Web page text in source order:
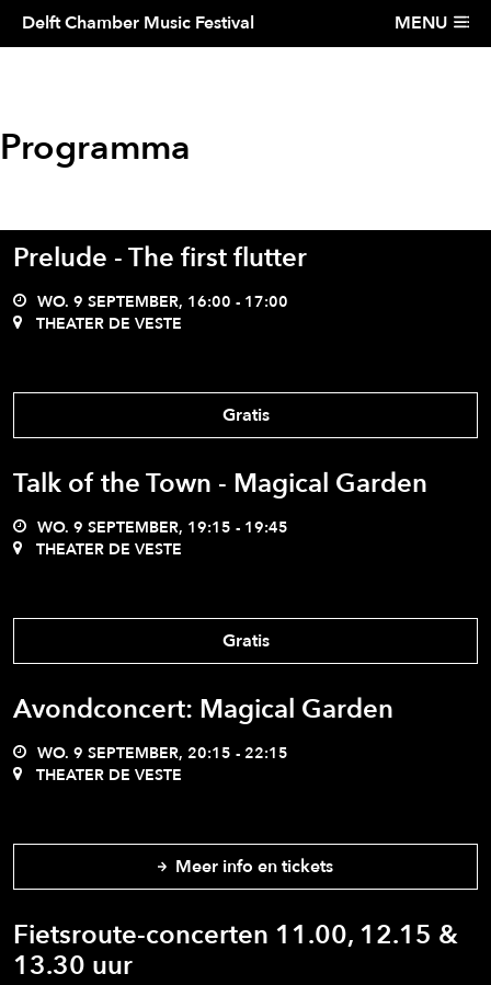
Delft Chamber Music Festival MENU
NL EN
Programma
Prelude - The first flutter
WO. 9 SEPTEMBER, 16:00 - 17:00
THEATER DE VESTE
Gratis
Talk of the Town - Magical Garden
WO. 9 SEPTEMBER, 19:15 - 19:45
THEATER DE VESTE
Gratis
Avondconcert: Magical Garden
WO. 9 SEPTEMBER, 20:15 - 22:15
THEATER DE VESTE
Meer info en tickets
Fietsroute-concerten 11.00, 12.15 &
13.30 uur